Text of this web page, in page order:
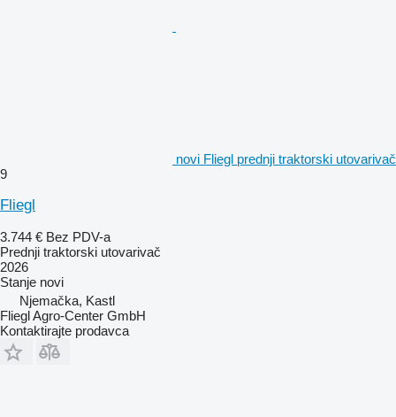
novi Fliegl prednji traktorski utovarivač
9
Fliegl
3.744 € Bez PDV-a
Prednji traktorski utovarivač
2026
Stanje novi
Njemačka, Kastl
Fliegl Agro-Center GmbH
Kontaktirajte prodavca